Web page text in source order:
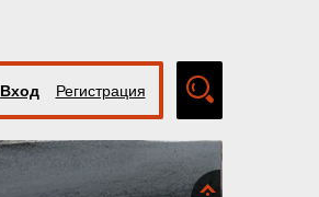
Вход Регистрация
поиск